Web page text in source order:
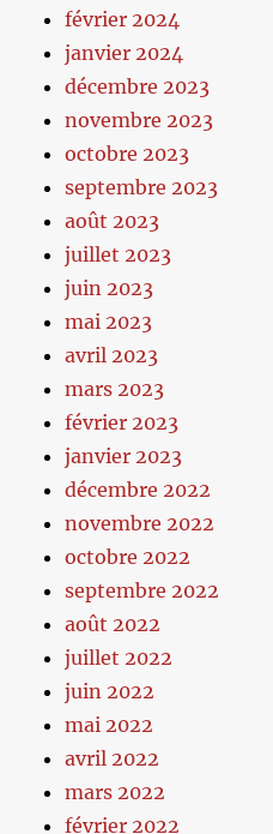
février 2024
janvier 2024
décembre 2023
novembre 2023
octobre 2023
septembre 2023
août 2023
juillet 2023
juin 2023
mai 2023
avril 2023
mars 2023
février 2023
janvier 2023
décembre 2022
novembre 2022
octobre 2022
septembre 2022
août 2022
juillet 2022
juin 2022
mai 2022
avril 2022
mars 2022
février 2022